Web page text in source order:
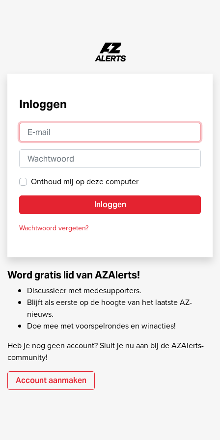
Inloggen
E-mail
Wachtwoord
Onthoud mij op deze computer
Inloggen
Wachtwoord vergeten?
Word gratis lid van AZAlerts!
Discussieer met medesupporters.
Blijft als eerste op de hoogte van het laatste AZ-
nieuws.
Doe mee met voorspelrondes en winacties!
Heb je nog geen account? Sluit je nu aan bij de AZAlerts-
community!
Account aanmaken